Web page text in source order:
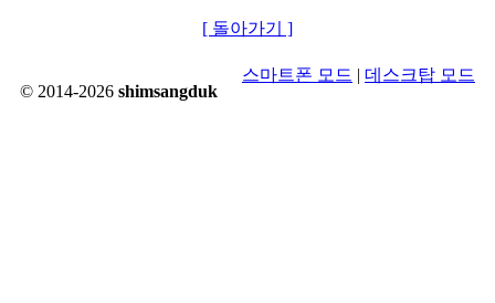
[ 돌아가기 ]
© 2014-2026 shimsangduk
스마트폰 모드 | 데스크탑 모드